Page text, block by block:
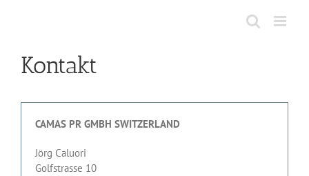
Kontakt
CAMAS PR GMBH SWITZERLAND
Jörg Caluori
Golfstrasse 10